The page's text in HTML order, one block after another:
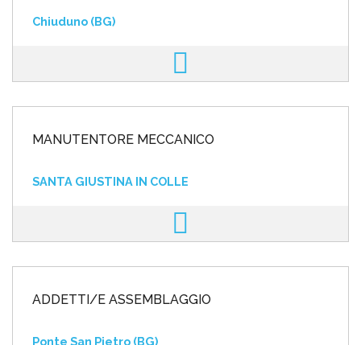
Chiuduno (BG)
MANUTENTORE MECCANICO
SANTA GIUSTINA IN COLLE
ADDETTI/E ASSEMBLAGGIO
Ponte San Pietro (BG)